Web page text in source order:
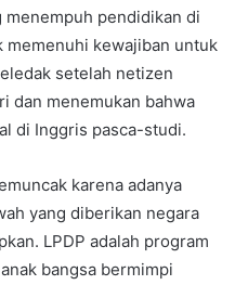
menempuh pendidikan di
memenuhi kewajiban untuk
setelah netizen
dan menemukan bahwa
di Inggris pasca-studi.
karena adanya
yang diberikan negara
LPDP adalah program
bangsa bermimpi